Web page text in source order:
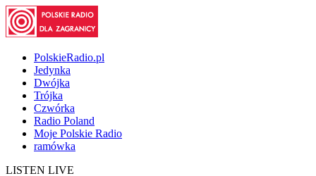
PolskieRadio.pl
Jedynka
Dwójka
Trójka
Czwórka
Radio Poland
Moje Polskie Radio
ramówka
LISTEN LIVE